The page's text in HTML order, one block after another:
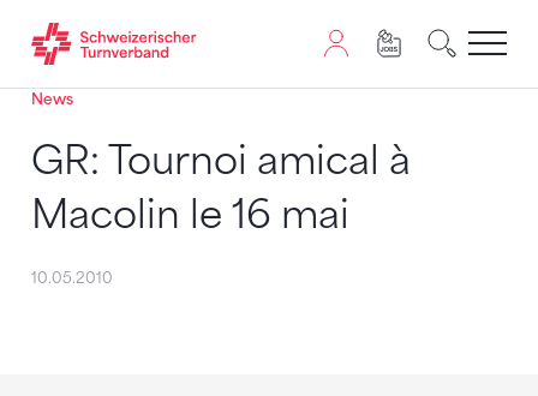
Zum Inhalt springen
Zur Sitemap navigieren
Zum Navigieren dieser Seite wird JavaScript benötigt.
News
GR: Tournoi amical à
Macolin le 16 mai
10.05.2010